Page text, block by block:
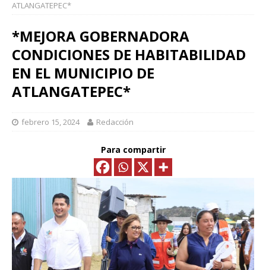
ATLANGATEPEC*
*MEJORA GOBERNADORA
CONDICIONES DE HABITABILIDAD
EN EL MUNICIPIO DE
ATLANGATEPEC*
febrero 15, 2024 Redacción
Para compartir